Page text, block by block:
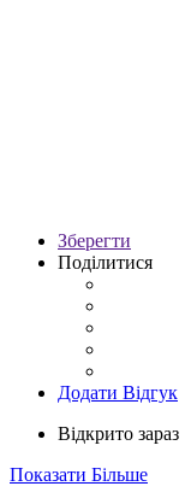
Зберегти
Поділитися
Додати Відгук
Відкрито зараз
Показати Більше